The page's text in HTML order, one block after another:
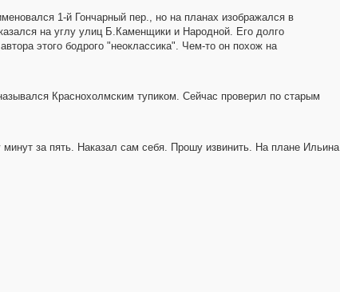
1-й Гончарный пер., но на планах изображался в
на углу улиц Б.Каменщики и Народной. Его долго
этого бодрого "неоклассика". Чем-то он похож на
Краснохолмским тупиком. Сейчас проверил по старым
за пять. Наказал сам себя. Прошу извинить. На плане Ильина